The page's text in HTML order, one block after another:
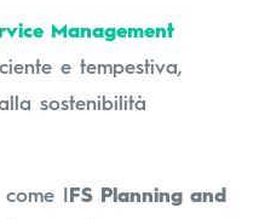
Management
e tempestiva,
sostenibilità
I
FS Planning and